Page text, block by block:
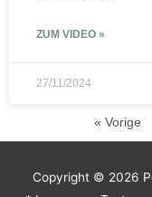
ZUM VIDEO »
27/11/2024
« Vorige
Copyright © 2026